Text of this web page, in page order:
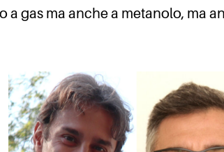
gas ma anche a metanolo, ma